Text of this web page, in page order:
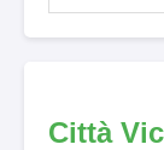
Città